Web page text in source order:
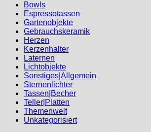
Bowls
Espressotassen
Gartenobjekte
Gebrauchskeramik
Herzen
Kerzenhalter
Laternen
Lichtobjekte
Sonstiges|Allgemein
Sternenlichter
Tassen|Becher
Teller|Platten
Themenwelt
Unkategorisiert